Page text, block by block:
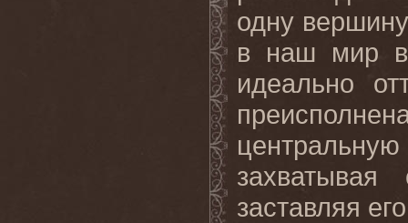
одну
в наш мир в
идеально
заставляя